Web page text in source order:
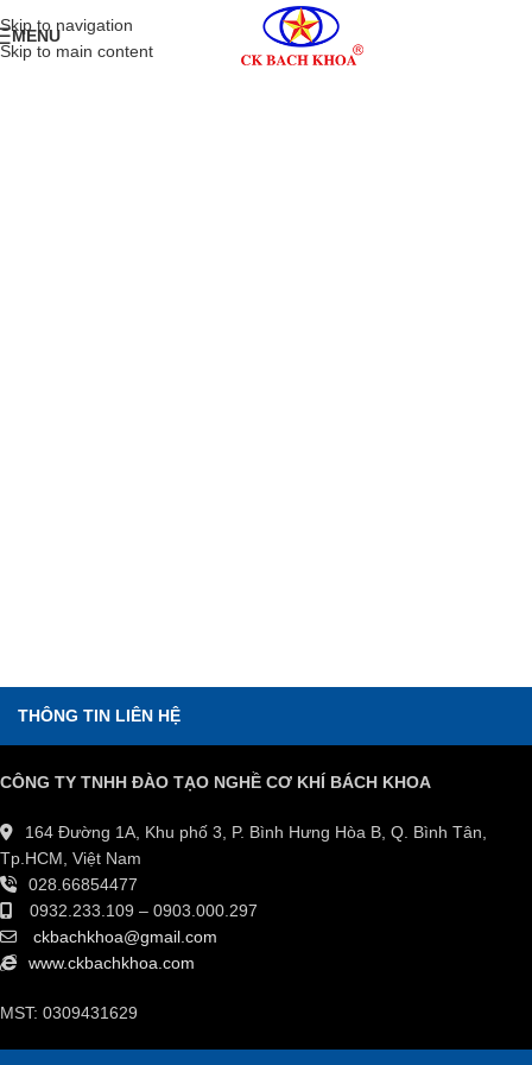
Skip to navigation
Skip to main content
MENU
THÔNG TIN LIÊN HỆ
CÔNG TY TNHH ĐÀO TẠO NGHỀ CƠ KHÍ BÁCH KHOA
164 Đường 1A, Khu phố 3, P. Bình Hưng Hòa B, Q. Bình Tân,
Tp.HCM, Việt Nam
028.66854477
0932.233.109 – 0903.000.297
ckbachkhoa@gmail.com
www.ckbachkhoa.com
MST: 0309431629